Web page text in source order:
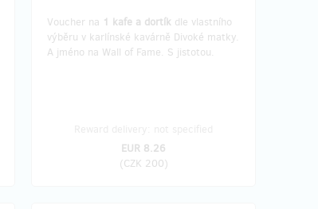
Voucher na 1 kafe a dortík dle vlastního
výběru v karlínské kavárně Divoké matky.
A jméno na Wall of Fame. S jistotou.
EUR 8.26
(CZK 200)